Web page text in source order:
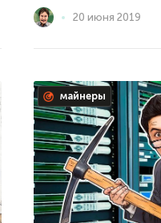
20 июня 2019
майнеры